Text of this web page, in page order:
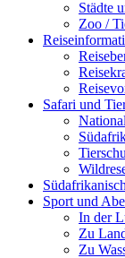
Städte
Zoo /
Safari und
Sport und
In der
Zu
Zu